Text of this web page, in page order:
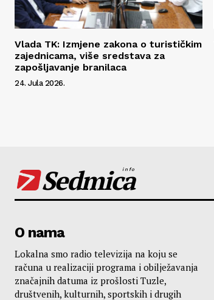
Vlada TK: Izmjene zakona o turističkim
zajednicama, više sredstava za
zapošljavanje branilaca
24. Jula 2026.
Sedmica
info
O nama
Lokalna smo radio televizija na koju se
računa u realizaciji programa i obilježavanja
značajnih datuma iz prošlosti Tuzle,
društvenih, kulturnih, sportskih i drugih